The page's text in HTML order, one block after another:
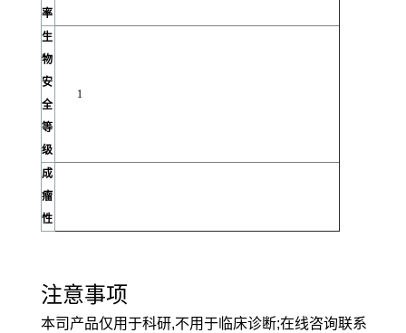
率
生
物
安
全
等
级
1
成
瘤
性
注意事项
本司产品仅用于科研,不用于临床诊断;在线咨询联系